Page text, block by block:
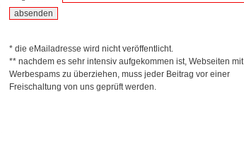
* die eMailadresse wird nicht veröffentlicht.
** nachdem es sehr intensiv aufgekommen ist, Webseiten mit
Werbespams zu überziehen, muss jeder Beitrag vor einer
Freischaltung von uns geprüft werden.